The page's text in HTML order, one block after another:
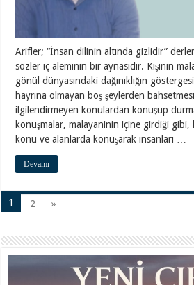
Arifler; “İnsan dilinin altında gizlidir”
sözler iç aleminin bir aynasıdır. Kişinin
gönül dünyasındaki dağınıklığın
hayrına olmayan boş şeylerden
ilgilendirmeyen konulardan konuşup
konuşmalar, malayaninin içine girdiği gibi,
konu ve alanlarda konuşarak insanları …
Devamı
1 2 »